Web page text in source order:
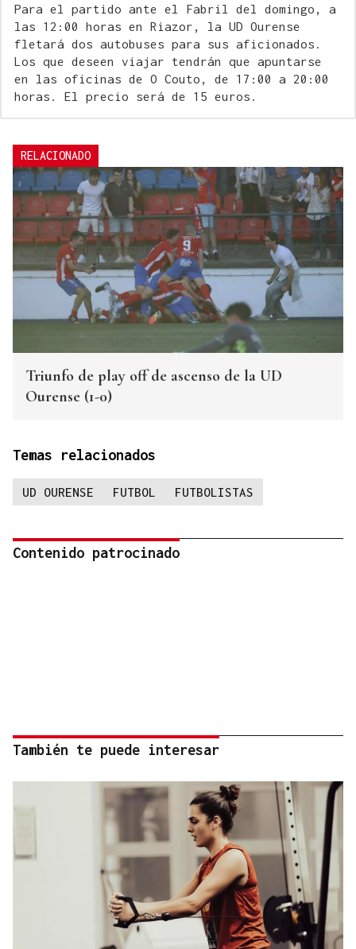
Para el partido ante el Fabril del domingo, a
las 12:00 horas en Riazor, la UD Ourense
fletará dos autobuses para sus aficionados.
Los que deseen viajar tendrán que apuntarse
en las oficinas de O Couto, de 17:00 a 20:00
horas. El precio será de 15 euros.
RELACIONADO
Triunfo de play off de ascenso de la UD
Ourense (1-0)
Temas relacionados
UD OURENSE FUTBOL FUTBOLISTAS
Contenido patrocinado
También te puede interesar